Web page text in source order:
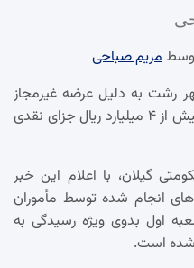
مریم صباحی
رشت به دلیل عرضه غیرمجاز
بیش از ۸ هزار لیتر نفت سفید به بیش از ۴ میلیارد ریال جزای نقدی
گیلان، با اعلام این خبر
انجام شده توسط مأموران
اول بدوی ویژه رسیدگی به
شده است.